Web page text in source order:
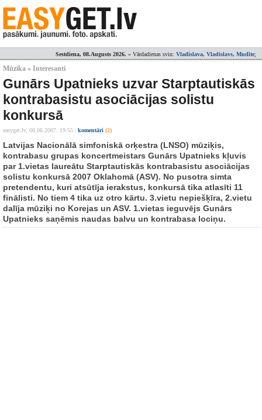
Sestdiena, 08.Augusts 2026. » Vārdadienas svin: Vladislava, Vladislavs, Mudīte;
Mūzika » Interesanti
Gunārs Upatnieks uzvar Starptautiskās
kontrabasistu asociācijas solistu
konkursā
easyget.lv, 08.06.2007. 19:55 komentāri (2)
Latvijas Nacionālā simfoniskā orķestra (LNSO) mūziķis,
kontrabasu grupas koncertmeistars Gunārs Upatnieks kļuvis
par 1.vietas laureātu Starptautiskās kontrabasistu asociācijas
solistu konkursā 2007 Oklahomā (ASV). No pusotra simta
pretendentu, kuri atsūtīja ierakstus, konkursā tika atlasīti 11
finālisti. No tiem 4 tika uz otro kārtu. 3.vietu nepiešķīra, 2.vietu
dalīja mūziķi no Korejas un ASV. 1.vietas ieguvējs Gunārs
Upatnieks saņēmis naudas balvu un kontrabasa lociņu.